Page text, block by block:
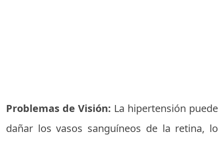
Problemas de Visión: La hipertensión puede
dañar los vasos sanguíneos de la retina, lo